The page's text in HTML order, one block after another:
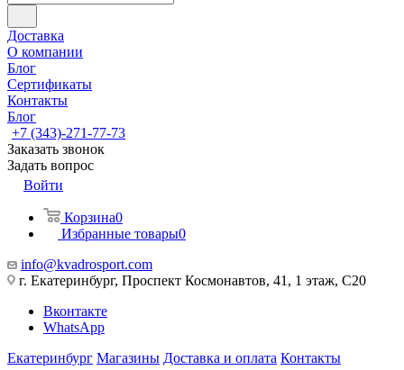
Доставка
О компании
Блог
Сертификаты
Контакты
Блог
+7 (343)-271-77-73
Заказать звонок
Задать вопрос
Войти
Корзина0
Избранные товары0
info@kvadrosport.com
г. Екатеринбург, Проспект Космонавтов, 41, 1 этаж, С20
Вконтакте
WhatsApp
Екатеринбург Магазины Доставка и оплата Контакты